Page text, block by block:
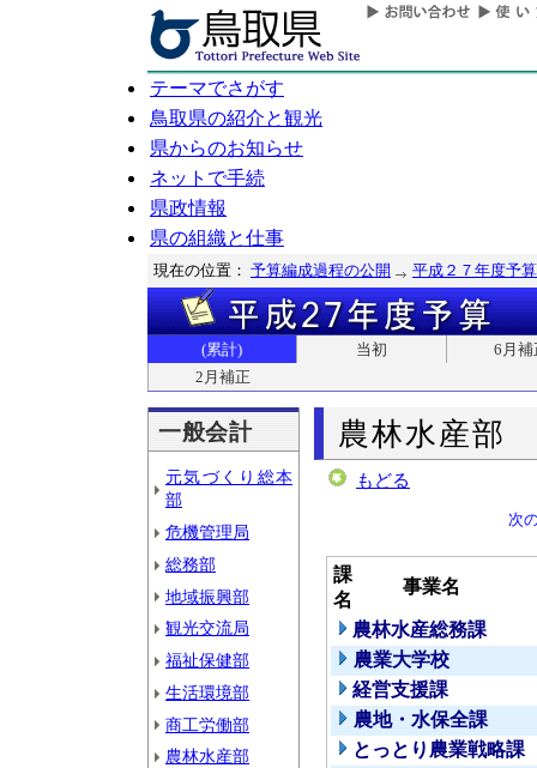
テーマでさがす
鳥取県の紹介と観光
県からのお知らせ
ネットで手続
県政情報
県の組織と仕事
現在の位置： 予算編成過程の公開 平成２７年度予算
(累計) 当初
6月補
2月補正
一般会計
元気づくり総本
部
危機管理局
総務部
地域振興部
観光交流局
福祉保健部
生活環境部
商工労働部
農林水産部
農林水産部
もどる
次
課
名
事業名
農林水産総務課
農業大学校
経営支援課
農地・水保全課
とっとり農業戦略課